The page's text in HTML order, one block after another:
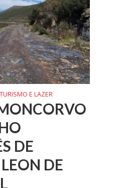
TURISMO E LAZER
DE
DE